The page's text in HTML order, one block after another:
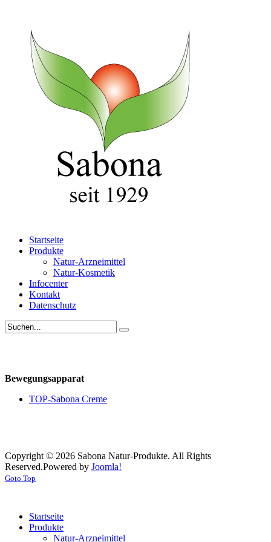
Startseite
Produkte
Natur-Arzneimittel
Natur-Kosmetik
Infocenter
Kontakt
Datenschutz
Bewegungsapparat
TOP-Sabona Creme
Copyright © 2026 Sabona Natur-Produkte. All Rights
Reserved.Powered by Joomla!
Goto Top
Startseite
Produkte
Natur-Arzneimittel